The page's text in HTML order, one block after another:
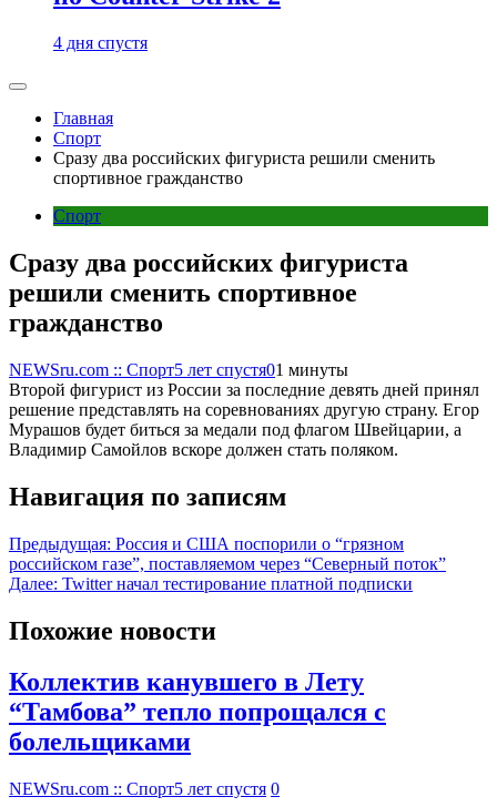
4 дня спустя
Главная
Спорт
Сразу два российских фигуриста решили сменить
спортивное гражданство
Спорт
Сразу два российских фигуриста
решили сменить спортивное
гражданство
NEWSru.com :: Спорт5 лет спустя01 минуты
Второй фигурист из России за последние девять дней принял
решение представлять на соревнованиях другую страну. Егор
Мурашов будет биться за медали под флагом Швейцарии, а
Владимир Самойлов вскоре должен стать поляком.
Навигация по записям
Предыдущая: Россия и США поспорили о “грязном
российском газе”, поставляемом через “Северный поток”
Далее: Twitter начал тестирование платной подписки
Похожие новости
Коллектив канувшего в Лету
“Тамбова” тепло попрощался с
болельщиками
NEWSru.com :: Спорт5 лет спустя 0